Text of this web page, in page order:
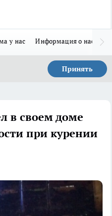
у нас Информация о нас
Принять
в своем доме
при курении